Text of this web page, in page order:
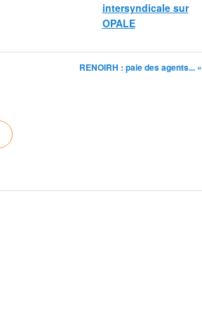
intersyndicale sur
OPALE
RENOIRH : paie des agents... »